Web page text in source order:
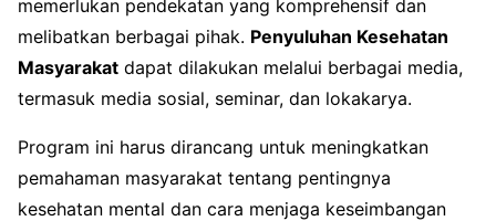
memerlukan pendekatan yang komprehensif dan
melibatkan berbagai pihak. Penyuluhan Kesehatan
Masyarakat dapat dilakukan melalui berbagai media,
termasuk media sosial, seminar, dan lokakarya.
Program ini harus dirancang untuk meningkatkan
pemahaman masyarakat tentang pentingnya
kesehatan mental dan cara menjaga keseimbangan